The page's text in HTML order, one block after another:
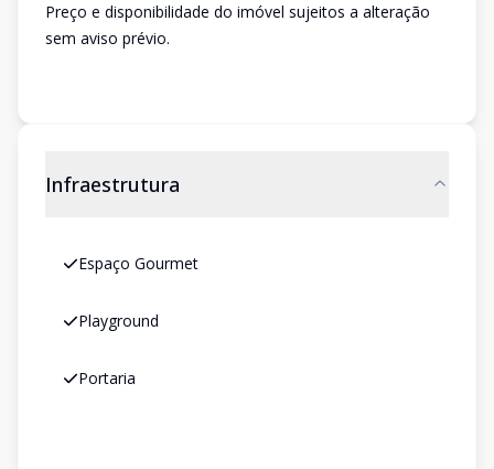
Preço e disponibilidade do imóvel sujeitos a alteração
sem aviso prévio.
Infraestrutura
Espaço Gourmet
Playground
Portaria